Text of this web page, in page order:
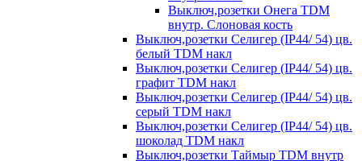
Выключ,розетки Онега TDM
внутр. Слоновая кость
Выключ,розетки Селигер (IP44/ 54) цв.
белый TDM накл
Выключ,розетки Селигер (IP44/ 54) цв.
графит TDM накл
Выключ,розетки Селигер (IP44/ 54) цв.
серый TDM накл
Выключ,розетки Селигер (IP44/ 54) цв.
шоколад TDM накл
Выключ,розетки Таймыр TDM внутр